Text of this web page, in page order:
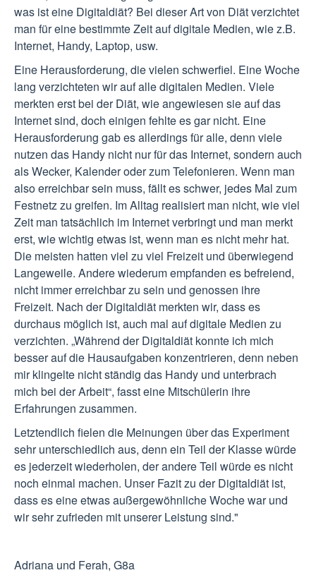
was ist eine Digitaldiät? Bei dieser Art von Diät verzichtet
man für eine bestimmte Zeit auf digitale Medien, wie z.B.
Internet, Handy, Laptop, usw.
Eine Herausforderung, die vielen schwerfiel. Eine Woche
lang verzichteten wir auf alle digitalen Medien. Viele
merkten erst bei der Diät, wie angewiesen sie auf das
Internet sind, doch einigen fehlte es gar nicht. Eine
Herausforderung gab es allerdings für alle, denn viele
nutzen das Handy nicht nur für das Internet, sondern auch
als Wecker, Kalender oder zum Telefonieren. Wenn man
also erreichbar sein muss, fällt es schwer, jedes Mal zum
Festnetz zu greifen. Im Alltag realisiert man nicht, wie viel
Zeit man tatsächlich im Internet verbringt und man merkt
erst, wie wichtig etwas ist, wenn man es nicht mehr hat.
Die meisten hatten viel zu viel Freizeit und überwiegend
Langeweile. Andere wiederum empfanden es befreiend,
nicht immer erreichbar zu sein und genossen ihre
Freizeit. Nach der Digitaldiät merkten wir, dass es
durchaus möglich ist, auch mal auf digitale Medien zu
verzichten. „Während der Digitaldiät konnte ich mich
besser auf die Hausaufgaben konzentrieren, denn neben
mir klingelte nicht ständig das Handy und unterbrach
mich bei der Arbeit“, fasst eine Mitschülerin ihre
Erfahrungen zusammen.
Letztendlich fielen die Meinungen über das Experiment
sehr unterschiedlich aus, denn ein Teil der Klasse würde
es jederzeit wiederholen, der andere Teil würde es nicht
noch einmal machen. Unser Fazit zu der Digitaldiät ist,
dass es eine etwas außergewöhnliche Woche war und
wir sehr zufrieden mit unserer Leistung sind."
Adriana und Ferah, G8a